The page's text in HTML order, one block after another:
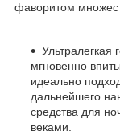
фаворитом
Ультралегкая
мгновенно
идеально
дальнейшего
средства для
веками.